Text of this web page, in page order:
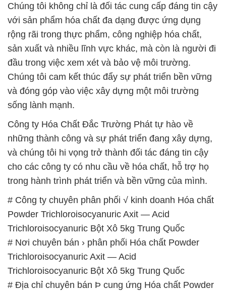
Chúng tôi không chỉ là đối tác cung cấp đáng tin cậy
với sản phẩm hóa chất đa dạng được ứng dụng
rộng rãi trong thực phẩm, công nghiệp hóa chất,
sản xuất và nhiều lĩnh vực khác, mà còn là người đi
đầu trong việc xem xét và bảo vệ môi trường.
Chúng tôi cam kết thúc đẩy sự phát triển bền vững
và đóng góp vào việc xây dựng một môi trường
sống lành mạnh.
Công ty Hóa Chất Đắc Trường Phát tự hào về
những thành công và sự phát triển đang xây dựng,
và chúng tôi hi vọng trở thành đối tác đáng tin cậy
cho các công ty có nhu cầu về hóa chất, hỗ trợ họ
trong hành trình phát triển và bền vững của mình.
# Công ty chuyên phân phối √ kinh doanh Hóa chất
Powder Trichloroisocyanuric Axit — Acid
Trichloroisocyanuric Bột Xô 5kg Trung Quốc
# Nơi chuyên bán › phân phối Hóa chất Powder
Trichloroisocyanuric Axit — Acid
Trichloroisocyanuric Bột Xô 5kg Trung Quốc
# Địa chỉ chuyên bán Þ cung ứng Hóa chất Powder